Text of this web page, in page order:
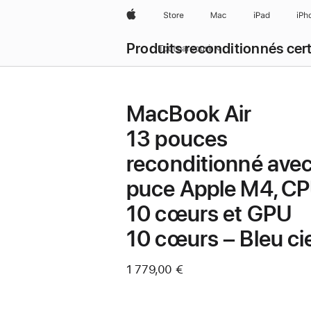
AppleStore Mac iPad
Produits reconditionnés
Tout parcourir
MacBook Air
13 pouces
reconditionné
puce Apple M4,
10 cœurs et GPU
10 cœurs – Bleu
1 779,00 €